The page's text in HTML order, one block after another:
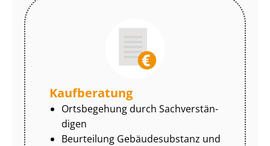
Kaufberatung
Ortsbegehung durch Sach­ver­stän­
di­gen
Beurteilung Gebäudesubstanz und